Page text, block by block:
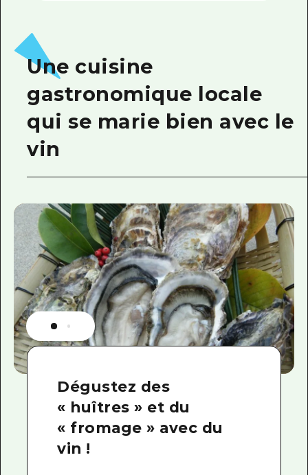
Une cuisine
gastronomique locale
qui se marie bien avec le
vin
Dégustez des
« huîtres » et du
« fromage » avec du
vin !